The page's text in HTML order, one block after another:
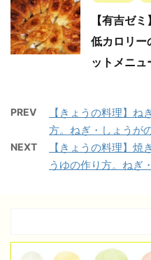
【有吉ゼ
低カロリー
ットメニュ
PREV
【きょうの料理】ね
方。ねぎ・しょうが
NEXT
【きょうの料理】焼
うゆの作り方。ねぎ